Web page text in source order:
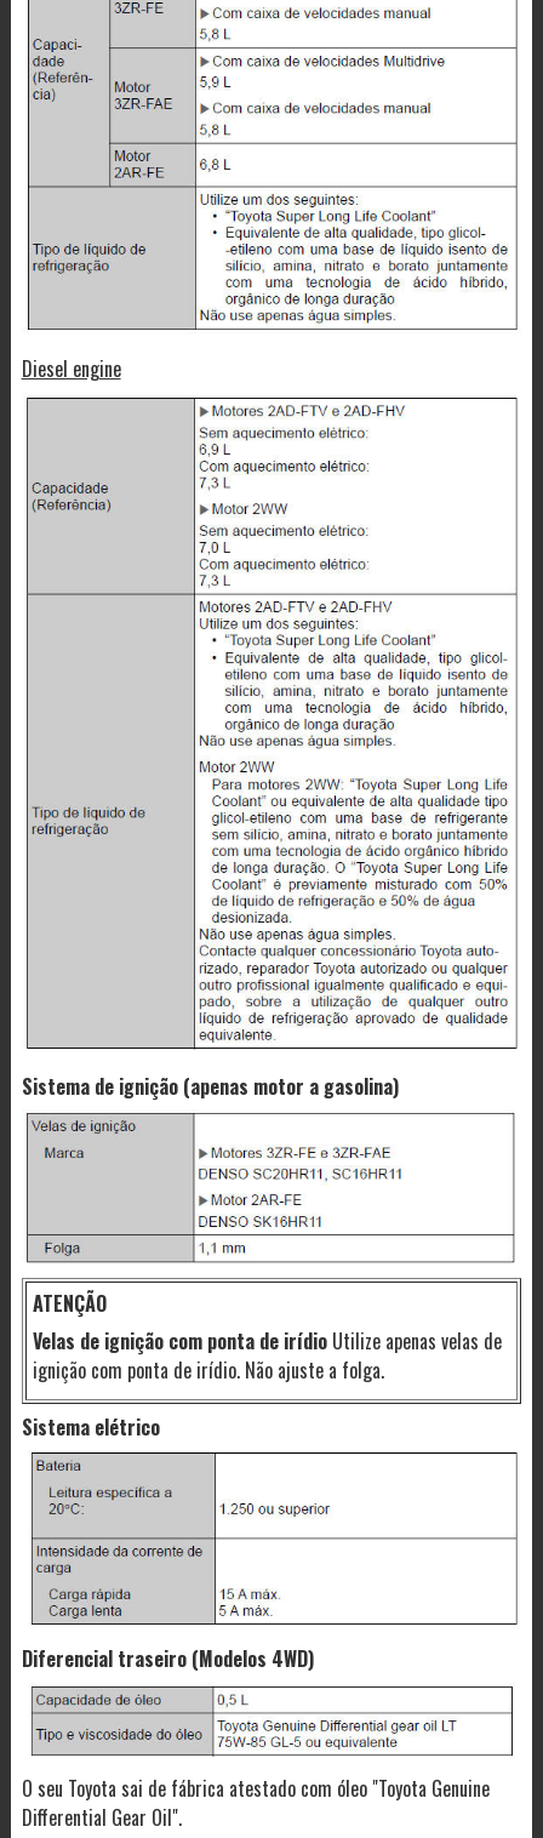
Diesel engine
Sistema de ignição (apenas motor a gasolina)
ATENÇÃO
Velas de ignição com ponta de irídioUtilize apenas velas de
ignição com ponta de irídio. Não ajuste a folga.
Sistema elétrico
Diferencial traseiro (Modelos 4WD)
O seu Toyota sai de fábrica atestado com óleo "Toyota Genuine
Differential Gear Oil".